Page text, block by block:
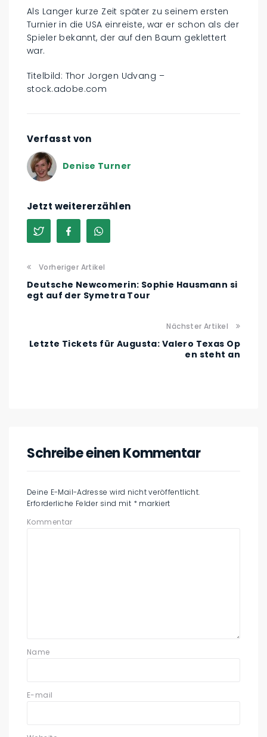
Als Langer kurze Zeit später zu seinem ersten
Turnier in die USA einreiste, war er schon als der
Spieler bekannt, der auf den Baum geklettert
war.
Titelbild: Thor Jorgen Udvang –
stock.adobe.com
Verfasst von
Denise Turner
Jetzt weitererzählen
Vorheriger Artikel
Deutsche Newcomerin: Sophie Hausmann si
egt auf der Symetra Tour
Nächster Artikel
Letzte Tickets für Augusta: Valero Texas Op
en steht an
Schreibe einen Kommentar
Deine E-Mail-Adresse wird nicht veröffentlicht.
Erforderliche Felder sind mit * markiert
Kommentar
Name
E-mail